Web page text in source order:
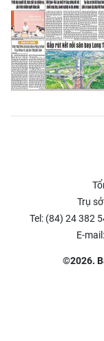
Trụ
Tel: (84) 24 382
E-mail:
©2026.